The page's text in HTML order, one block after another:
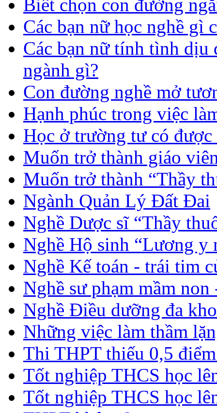
Biết chọn con đường
Các bạn nữ học nghề gì
Các bạn nữ tính tình dịu
ngành gì?
Con đường nghề mở
Hạnh phúc trong việc
Học ở trường tư có
Muốn trở thành giáo
Muốn trở thành “Thầy
Ngành Quản Lý Đất Đai
Nghề Dược sĩ “Thầy
Nghề Hộ sinh “Lương y
Nghề Kế toán - trái tim
Nghề sư phạm mầm
Nghề Điều dưỡng đa
Những việc làm thầm
Thi THPT thiếu 0,5
Tốt nghiệp THCS học
Tốt nghiệp THCS học